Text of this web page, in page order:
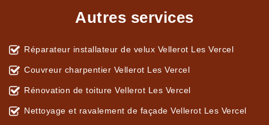
Autres services
Réparateur installateur de velux Vellerot Les Vercel
Couvreur charpentier Vellerot Les Vercel
Rénovation de toiture Vellerot Les Vercel
Nettoyage et ravalement de façade Vellerot Les Vercel